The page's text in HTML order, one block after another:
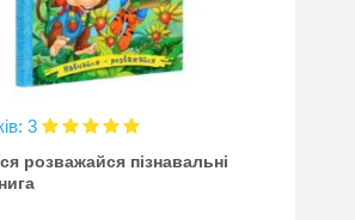
3
розважайся пізнавальні